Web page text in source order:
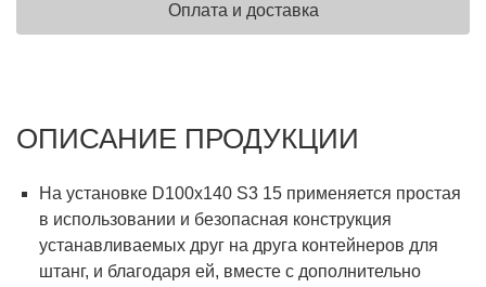
Оплата и доставка
ОПИСАНИЕ ПРОДУКЦИИ
На установке D100x140 S3 15 применяется простая
в использовании и безопасная конструкция
устанавливаемых друг на друга контейнеров для
штанг, и благодаря ей, вместе с дополнительно